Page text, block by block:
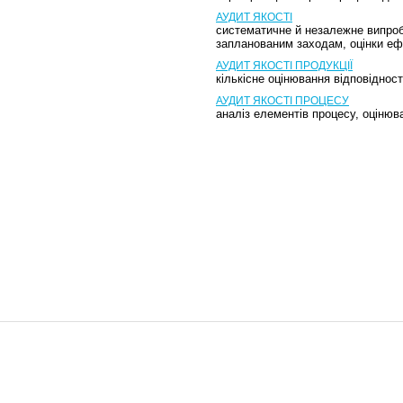
АУДИТ ЯКОСТІ
систематичне й незалежне
запланованим заходам, оцінки
АУДИТ ЯКОСТІ ПРОДУКЦІЇ
кількісне оцінювання
АУДИТ ЯКОСТІ ПРОЦЕСУ
аналіз елементів процесу,